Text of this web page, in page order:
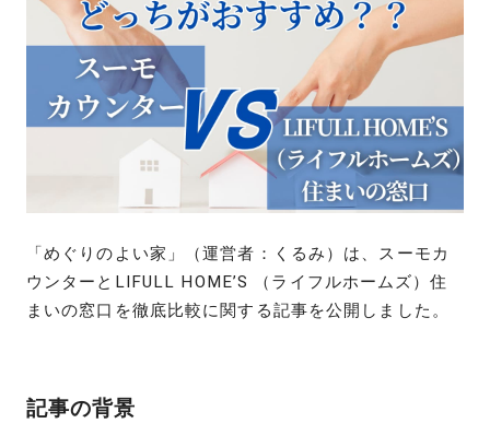
「めぐりのよい家」（運営者：くるみ）は、スーモカ
ウンターとLIFULL HOME’S （ライフルホームズ）住
まいの窓口を徹底比較に関する記事を公開しました。
記事の背景